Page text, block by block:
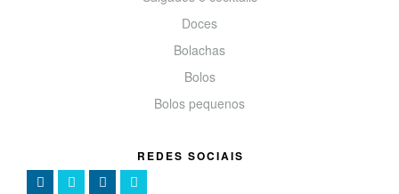
Doces
Bolachas
Bolos
Bolos pequenos
REDES SOCIAIS